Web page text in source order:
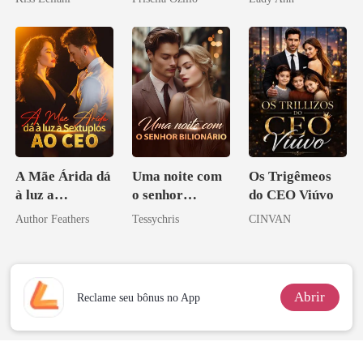
maligno
Lanternas Para
Ela
A Mãe Árida dá
à luz a
Sextuplos ao
Author Feathers
Uma noite com
o senhor
Bilionário
Tessychris
Os Trigêmeos
do CEO Viúvo
CINVAN
Reclame seu bônus no App Abrir